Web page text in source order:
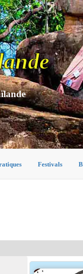
Festivals